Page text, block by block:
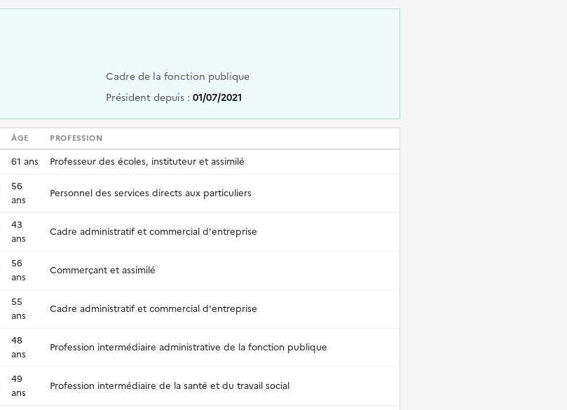
Cadre de la fonction publique
Président depuis : 01/07/2021
ÂGE PROFESSION
61 ans Professeur des écoles, instituteur et assimilé
56
ans
Personnel des services directs aux particuliers
43
ans
Cadre administratif et commercial d'entreprise
56
ans
Commerçant et assimilé
55
ans
Cadre administratif et commercial d'entreprise
48
ans
Profession intermédiaire administrative de la fonction publique
49
ans
Profession intermédiaire de la santé et du travail social